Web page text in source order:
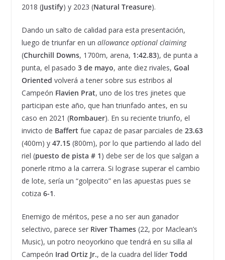
2018 (Justify) y 2023 (Natural Treasure).
Dando un salto de calidad para esta presentación,
luego de triunfar en un allowance optional claiming
(Churchill Downs, 1700m, arena, 1:42.83), de punta a
punta, el pasado 3 de mayo, ante diez rivales, Goal
Oriented volverá a tener sobre sus estribos al
Campeón Flavien Prat, uno de los tres jinetes que
participan este año, que han triunfado antes, en su
caso en 2021 (Rombauer). En su reciente triunfo, el
invicto de Baffert fue capaz de pasar parciales de 23.63
(400m) y 47.15(800m), por lo que partiendo al lado del
riel (puesto de pista # 1) debe ser de los que salgan a
ponerle ritmo a la carrera. Si lograse superar el cambio
de lote, sería un “golpecito” en las apuestas pues se
cotiza 6-1.
Enemigo de méritos, pese a no ser aun ganador
selectivo, parece ser River Thames(22, por Maclean’s
Music), un potro neoyorkino que tendrá en su silla al
Campeón Irad Ortiz Jr., de la cuadra del líder Todd